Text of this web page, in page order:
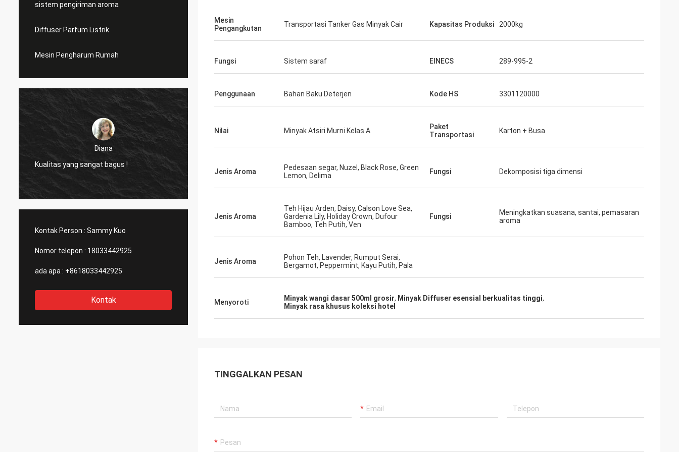
sistem pengiriman aroma
Diffuser Parfum Listrik
Mesin Pengharum Rumah
Diana
Kualitas yang sangat bagus !
Muhammad
Produk yang sangat bagus!
Kontak Person : Sammy Kuo
Nomor telepon : 18033442925
ada apa : +8618033442925
Kontak
Mesin
Pengangkutan
Transportasi Tanker Gas Minyak Cair Kapasitas Produksi 2000kg
Fungsi Sistem saraf EINECS 289-995-2
Penggunaan Bahan Baku Deterjen Kode HS 3301120000
Nilai Minyak Atsiri Murni Kelas A
Paket
Transportasi
Karton + Busa
Jenis Aroma
Pedesaan segar, Nuzel, Black Rose, Green
Lemon, Delima
Fungsi Dekomposisi tiga dimensi
Jenis Aroma
Teh Hijau Arden, Daisy, Calson Love Sea,
Gardenia Lily, Holiday Crown, Dufour
Bamboo, Teh Putih, Ven
Fungsi
Meningkatkan suasana, santai, pemasaran
aroma
Jenis Aroma
Pohon Teh, Lavender, Rumput Serai,
Bergamot, Peppermint, Kayu Putih, Pala
Menyoroti Minyak wangi dasar 500ml grosir, Minyak Diffuser esensial berkualitas tinggi,
Minyak rasa khusus koleksi hotel
TINGGALKAN PESAN